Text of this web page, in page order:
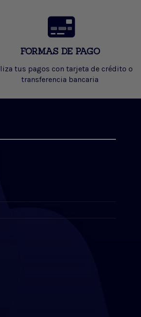
FORMAS DE PAGO
tus pagos con tarjeta de crédito o
transferencia bancaria